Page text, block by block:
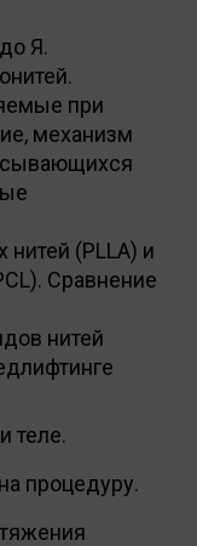
Я.
при
механизм
(PLLA) и
Сравнение
нитей
теле.
процедуру.